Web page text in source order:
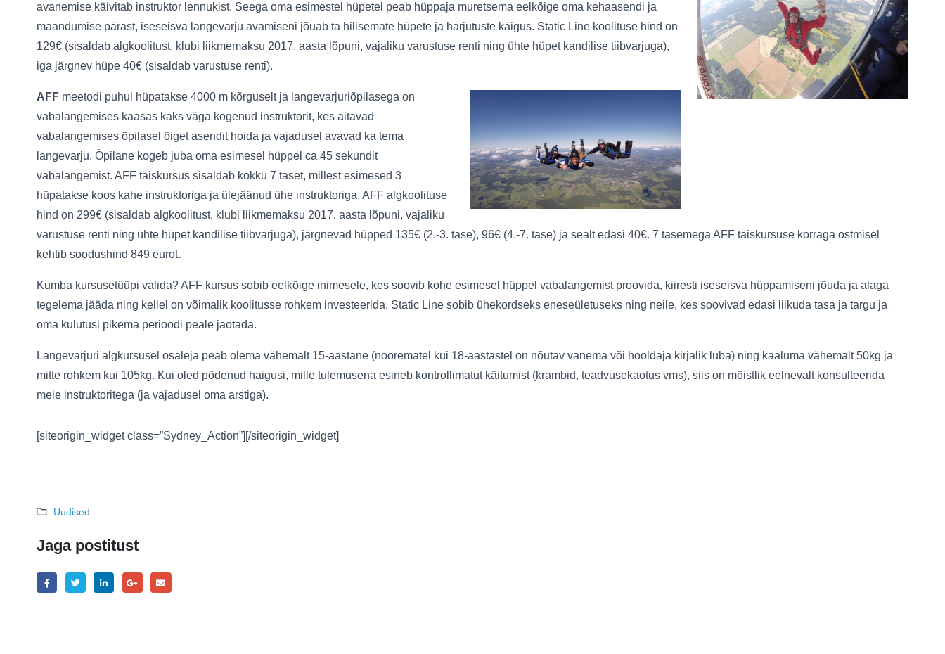
avanemise käivitab instruktor lennukist. Seega oma esimestel hüpetel peab hüppaja muretsema eelkõige oma kehaasendi ja
maandumise pärast, iseseisva langevarju avamiseni jõuab ta hilisemate hüpete ja harjutuste käigus. Static Line koolituse hind on
129€ (sisaldab algkoolitust, klubi liikmemaksu 2017. aasta lõpuni, vajaliku varustuse renti ning ühte hüpet kandilise tiibvarjuga),
iga järgnev hüpe 40€ (sisaldab varustuse renti).
AFF meetodi puhul hüpatakse 4000 m kõrguselt ja langevarjuriõpilasega on
vabalangemises kaasas kaks väga kogenud instruktorit, kes aitavad
vabalangemises õpilasel õiget asendit hoida ja vajadusel avavad ka tema
langevarju. Õpilane kogeb juba oma esimesel hüppel ca 45 sekundit
vabalangemist. AFF täiskursus sisaldab kokku 7 taset, millest esimesed 3
hüpatakse koos kahe instruktoriga ja ülejäänud ühe instruktoriga. AFF algkoolituse
hind on 299€ (sisaldab algkoolitust, klubi liikmemaksu 2017. aasta lõpuni, vajaliku
varustuse renti ning ühte hüpet kandilise tiibvarjuga), järgnevad hüpped 135€ (2.-3. tase), 96€ (4.-7. tase) ja sealt edasi 40€. 7 tasemega AFF täiskursuse korraga ostmisel
kehtib soodushind 849 eurot.
Kumba kursusetüüpi valida? AFF kursus sobib eelkõige inimesele, kes soovib kohe esimesel hüppel vabalangemist proovida, kiiresti iseseisva hüppamiseni jõuda ja alaga
tegelema jääda ning kellel on võimalik koolitusse rohkem investeerida. Static Line sobib ühekordseks eneseületuseks ning neile, kes soovivad edasi liikuda tasa ja targu ja
oma kulutusi pikema perioodi peale jaotada.
Langevarjuri algkursusel osaleja peab olema vähemalt 15-aastane (noorematel kui 18-aastastel on nõutav vanema või hooldaja kirjalik luba) ning kaaluma vähemalt 50kg ja
mitte rohkem kui 105kg. Kui oled põdenud haigusi, mille tulemusena esineb kontrollimatut käitumist (krambid, teadvusekaotus vms), siis on mõistlik eelnevalt konsulteerida
meie instruktoritega (ja vajadusel oma arstiga).
[siteorigin_widget class=”Sydney_Action”] [/siteorigin_widget]
Uudised
Jaga postitust